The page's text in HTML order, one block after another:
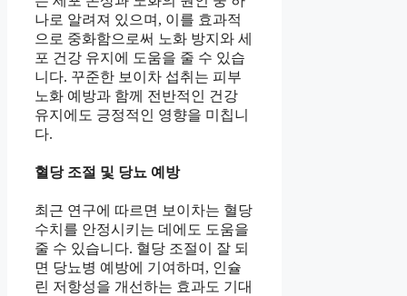
나로 알려져 있으며, 이를 효과적
으로 중화함으로써 노화 방지와 세
포 건강 유지에 도움을 줄 수 있습
니다. 꾸준한 보이차 섭취는 피부
노화 예방과 함께 전반적인 건강
유지에도 긍정적인 영향을 미칩니
다.
혈당 조절 및 당뇨 예방
최근 연구에 따르면 보이차는 혈당
수치를 안정시키는 데에도 도움을
줄 수 있습니다. 혈당 조절이 잘 되
면 당뇨병 예방에 기여하며, 인슐
린 저항성을 개선하는 효과도 기대